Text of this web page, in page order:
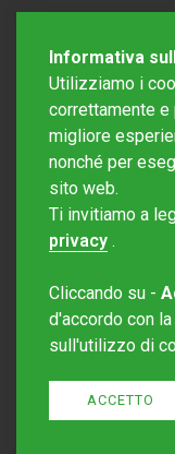
Informativa
Utilizziamo i
correttamente e
migliore
nonché per
sito web.
Ti invitiamo a
privacy .
Cliccando su -
d'accordo con
sull'utilizzo di
ACCETTO